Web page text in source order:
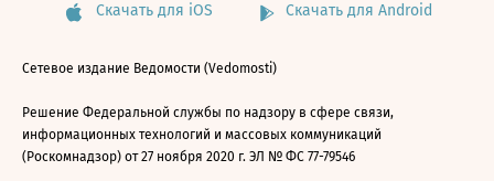
Скачать для iOS Скачать для Android
Сетевое издание Ведомости (Vedomosti)
Решение Федеральной службы по надзору в сфере связи,
информационных технологий и массовых коммуникаций
(Роскомнадзор) от 27 ноября 2020 г. ЭЛ № ФС 77-79546